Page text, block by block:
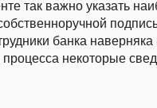
так важно указать
банка
некоторые